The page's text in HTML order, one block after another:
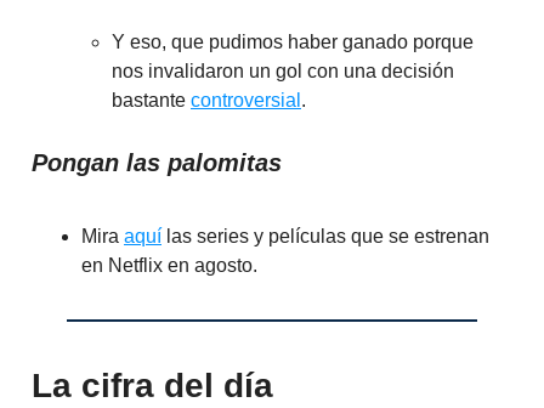
Y eso, que pudimos haber ganado porque
nos invalidaron un gol con una decisión
bastante controversial .
Pongan las palomitas
Mira aquí las series y películas que se estrenan
en Netflix en agosto.
La cifra del día